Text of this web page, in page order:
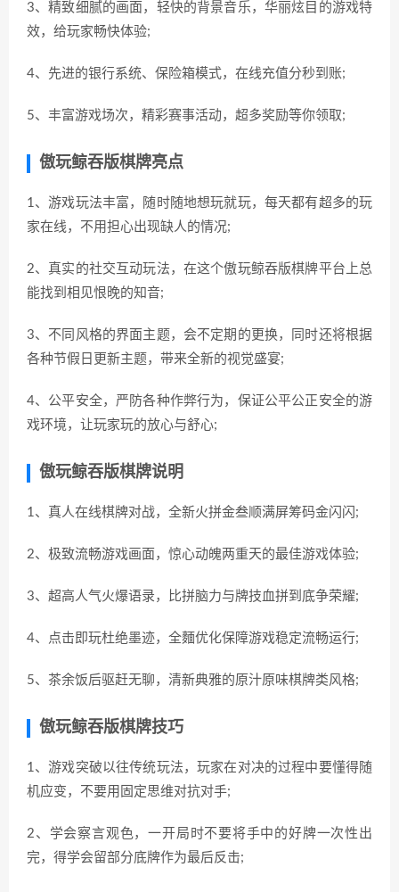
3、精致细腻的画面，轻快的背景音乐，华丽炫目的游戏特
效，给玩家畅快体验;
4、先进的银行系统、保险箱模式，在线充值分秒到账;
5、丰富游戏场次，精彩赛事活动，超多奖励等你领取;
傲玩鲸吞版棋牌亮点
1、游戏玩法丰富，随时随地想玩就玩，每天都有超多的玩
家在线，不用担心出现缺人的情况;
2、真实的社交互动玩法，在这个傲玩鲸吞版棋牌平台上总
能找到相见恨晚的知音;
3、不同风格的界面主题，会不定期的更换，同时还将根据
各种节假日更新主题，带来全新的视觉盛宴;
4、公平安全，严防各种作弊行为，保证公平公正安全的游
戏环境，让玩家玩的放心与舒心;
傲玩鲸吞版棋牌说明
1、真人在线棋牌对战，全新火拼金叁顺满屏筹码金闪闪;
2、极致流畅游戏画面，惊心动魄两重天的最佳游戏体验;
3、超高人气火爆语录，比拼脑力与牌技血拼到底争荣耀;
4、点击即玩杜绝墨迹，全麵优化保障游戏稳定流畅运行;
5、茶余饭后驱赶无聊，清新典雅的原汁原味棋牌类风格;
傲玩鲸吞版棋牌技巧
1、游戏突破以往传统玩法，玩家在对决的过程中要懂得随
机应变，不要用固定思维对抗对手;
2、学会察言观色，一开局时不要将手中的好牌一次性出
完，得学会留部分底牌作为最后反击;